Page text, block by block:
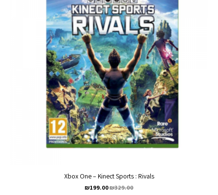
Xbox One – Kinect Sports : Rivals
₪329.00
₪199.00